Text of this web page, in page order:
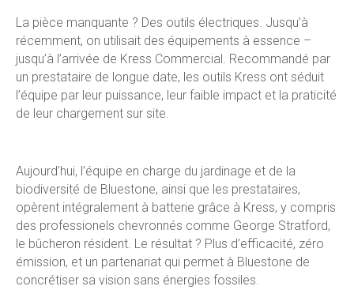
La pièce manquante ? Des outils électriques. Jusqu’à
récemment, on utilisait des équipements à essence –
jusqu’à l’arrivée de Kress Commercial. Recommandé par
un prestataire de longue date, les outils Kress ont séduit
l’équipe par leur puissance, leur faible impact et la praticité
de leur chargement sur site.
Aujourd’hui, l’équipe en charge du jardinage et de la
biodiversité de Bluestone, ainsi que les prestataires,
opèrent intégralement à batterie grâce à Kress, y compris
des professionels chevronnés comme George Stratford,
le bûcheron résident. Le résultat ? Plus d’efficacité, zéro
émission, et un partenariat qui permet à Bluestone de
concrétiser sa vision sans énergies fossiles.